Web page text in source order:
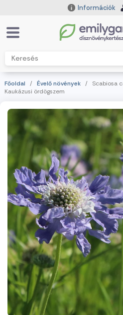
Információk
Főoldal / Évelő növények / Scabiosa
Kaukázusi ördögszem